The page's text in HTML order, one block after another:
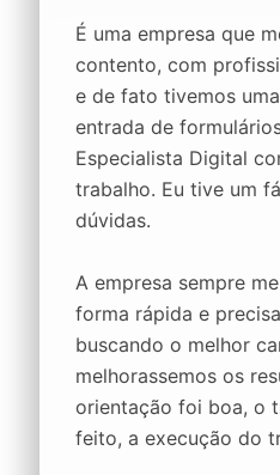
É uma empresa que
contento, com
e de fato tivemos
entrada de
Especialista Digital
trabalho. Eu tive um
dúvidas.
A empresa sempre
forma rápida e
buscando o melhor
melhorassemos os
orientação foi boa, o
feito, a execução do